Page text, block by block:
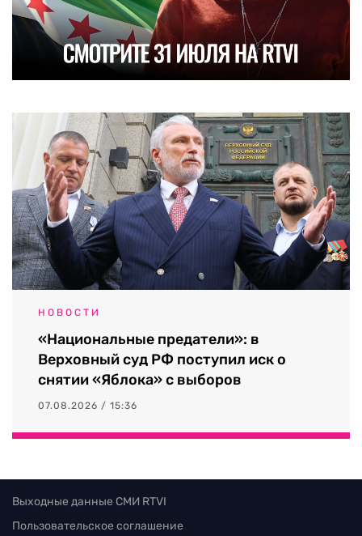
НОВОСТИ
«Национальные предатели»: в
Верховный суд РФ поступил иск о
снятии «Яблока» с выборов
07.08.2026 / 15:36
Выходные данные СМИ RTVI
Пользовательское соглашение